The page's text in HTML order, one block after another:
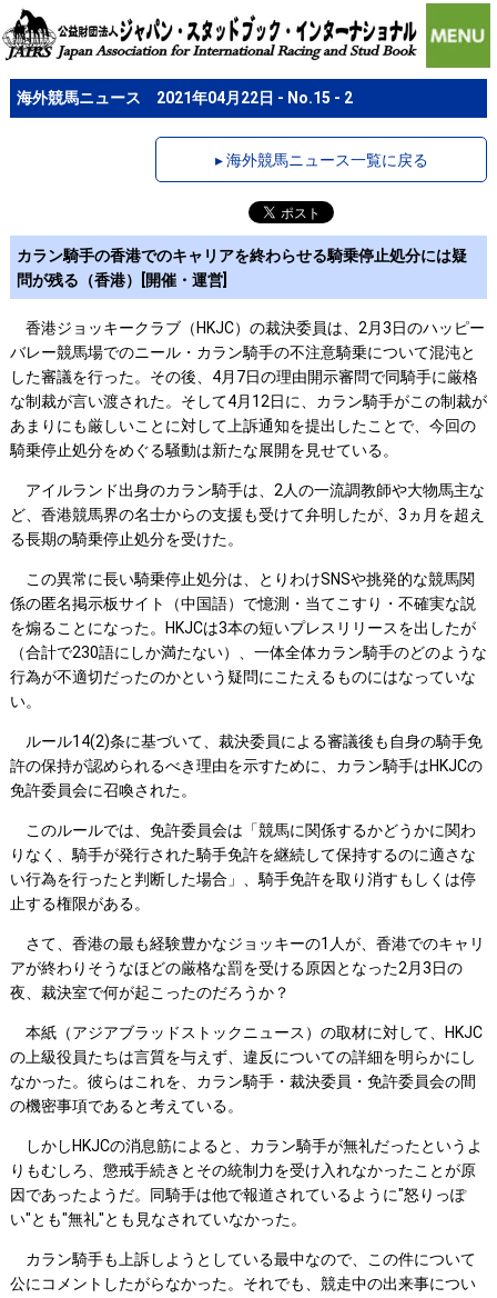
海外競馬ニュース 2021年04月22日 - No.15 - 2
▸ 海外競馬ニュース一覧に戻る
カラン騎手の香港でのキャリアを終わらせる騎乗停止処分には疑
問が残る（香港）[開催・運営]
香港ジョッキークラブ（HKJC）の裁決委員は、2月3日のハッピー
バレー競馬場でのニール・カラン騎手の不注意騎乗について混沌と
した審議を行った。その後、4月7日の理由開示審問で同騎手に厳格
な制裁が言い渡された。そして4月12日に、カラン騎手がこの制裁が
あまりにも厳しいことに対して上訴通知を提出したことで、今回の
騎乗停止処分をめぐる騒動は新たな展開を見せている。
アイルランド出身のカラン騎手は、2人の一流調教師や大物馬主な
ど、香港競馬界の名士からの支援も受けて弁明したが、3ヵ月を超え
る長期の騎乗停止処分を受けた。
この異常に長い騎乗停止処分は、とりわけSNSや挑発的な競馬関
係の匿名掲示板サイト（中国語）で憶測・当てこすり・不確実な説
を煽ることになった。HKJCは3本の短いプレスリリースを出したが
（合計で230語にしか満たない）、一体全体カラン騎手のどのような
行為が不適切だったのかという疑問にこたえるものにはなっていな
い。
ルール14(2)条に基づいて、裁決委員による審議後も自身の騎手免
許の保持が認められるべき理由を示すために、カラン騎手はHKJCの
免許委員会に召喚された。
このルールでは、免許委員会は「競馬に関係するかどうかに関わ
りなく、騎手が発行された騎手免許を継続して保持するのに適さな
い行為を行ったと判断した場合」、騎手免許を取り消すもしくは停
止する権限がある。
さて、香港の最も経験豊かなジョッキーの1人が、香港でのキャリ
アが終わりそうなほどの厳格な罰を受ける原因となった2月3日の
夜、裁決室で何が起こったのだろうか？
本紙（アジアブラッドストックニュース）の取材に対して、HKJC
の上級役員たちは言質を与えず、違反についての詳細を明らかにし
なかった。彼らはこれを、カラン騎手・裁決委員・免許委員会の間
の機密事項であると考えている。
しかしHKJCの消息筋によると、カラン騎手が無礼だったというよ
りもむしろ、懲戒手続きとその統制力を受け入れなかったことが原
因であったようだ。同騎手は他で報道されているように"怒りっぽ
い"とも"無礼"とも見なされていなかった。
カラン騎手も上訴しようとしている最中なので、この件について
公にコメントしたがらなかった。それでも、競走中の出来事につい